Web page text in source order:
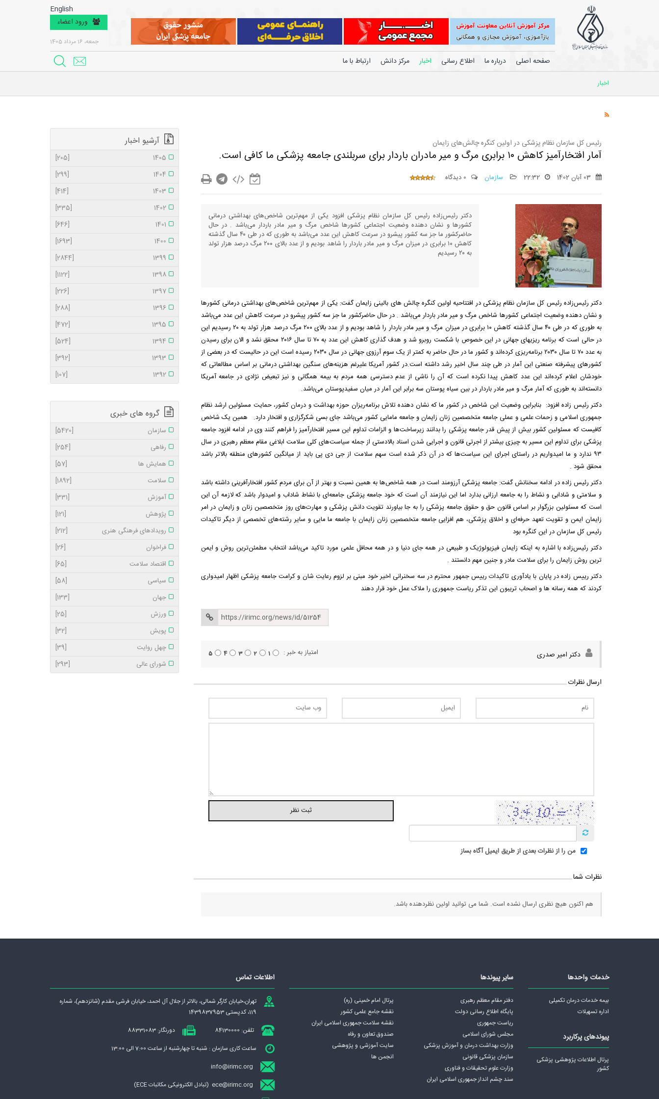
English
ورود اعضاء
جمعه، 16 مرداد 1405
صفحه اصلی درباره ما اطلاع رسانی اخبار مرکز دانش ارتباط با ما
اخبار
رئیس کل سازمان نظام پزشکی در اولین کنگره چالش‌های زایمان
آمار افتخارآمیز کاهش ۱۰ برابری مرگ و میر مادران باردار برای سربلندی جامعه پزشکی ما کافی است.
03 آبان 1402 22:32 سازمان 0 دیدگاه
دکتر رئیس‌زاده رئیس کل سازمان نظام پزشکی افزود یکی از مهم‌ترین شاخص‌های بهداشتی درمانی
کشورها و نشان دهنده وضعیت اجتماعی کشورها شاخص مرگ و میر مادر باردار می‌باشد . در حال
حاضرکشور ما جز سه کشور پیشرو در سرعت کاهش این عدد می‌باشد به طوری که در طی ۴۰ سال گذشته
کاهش ۱۰ برابری در میزان مرگ و میر مادر باردار را شاهد بودیم و از عدد بالای ۲۰۰ مرگ درصد هزار تولد
به ۲۰ رسیدیم
دکتر رئیس‌زاده رئیس کل سازمان نظام پزشکی در افتتاحیه اولین کنگره چالش های بالینی زایمان گفت: یکی از مهم‌ترین شاخص‌های بهداشتی درمانی کشورها
و نشان دهنده وضعیت اجتماعی کشورها شاخص مرگ و میر مادر باردار می‌باشد . در حال حاضرکشور ما جز سه کشور پیشرو در سرعت کاهش این عدد می‌باشد
به طوری که در طی ۴۰ سال گذشته کاهش ۱۰ برابری در میزان مرگ و میر مادر باردار را شاهد بودیم و از عدد بالای ۲۰۰ مرگ درصد هزار تولد به ۲۰ رسیدیم این
در حالی است که برنامه ریزیهای جهانی در این خصوص با شکست روبرو شد و هدف گذاری کاهش این عدد به ۷۰ تا سال ۲۰۱۶ محقق نشد و الان برای رسیدن
به عدد ۷۰ تا سال ۲۰۳۰ برنامه‌ریزی کرده‌اند و کشور ما در حال حاضر به کمتر از یک سوم آرزوی جهانی در سال ۲۰۳۰ رسیده است این در حالیست که در بعضی از
کشورهای پیشرفته صنعتی این آمار در طی چند سال اخیر رشد داشته است.در کشور آمریکا علیرغم هزینه‌های سنگین بهداشتی درمانی بر اساس مطالعاتی که
خودشان اعلام کرده‌اند این عدد کاهش پیدا نکرده است که آن را ناشی از عدم دسترسی همه مردم به بیمه همگانی و نیز تبعیض نژادی در جامعه آمریکا
دانسته‌اند به طوری که آمار مرگ و میر مادر باردار در بین سیاه پوستان سه برابر این آمار در میان سفیدپوستان می‌باشد.
دکتر رئیس زاده افزود: بنابراین وضعیت این شاخص در کشور ما که نشان دهنده تلاش برنامه‌ریزان حوزه بهداشت و درمان کشور، حمایت مسئولین ارشد نظام
جمهوری اسلامی و زحمات علمی و عملی جامعه متخصصین زنان زایمان و جامعه مامایی کشور می‌باشد جای بسی شکرگزاری و افتخار دارد. همین یک شاخص
کافیست که مسئولین کشور بیش از پیش قدر جامعه پزشکی را بدانند زیرساخت‌ها و الزامات تداوم این مسیر افتخارآمیز را فراهم کنند وی در ادامه افزود جامعه
پزشکی برای تداوم این مسیر به چیزی بیشتر از اجرتی قانون و اجرایی شدن اسناد بالادستی از جمله سیاست‌های کلی سلامت ابلاغی مقام معظم رهبری در سال
۹۳ ندارد و ما امیدواریم در راستای اجرای این سیاست‌ها که در آن ذکر شده است سهم سلامت از جی دی پی باید از میانگین کشورهای منطقه بالاتر باشد
محقق شود .
دکتر رئیس زاده در ادامه سخنانش گفت: جامعه پزشکی آرزومند است در همه شاخص‌ها به همین نسبت و بهتر از آن برای مردم کشور افتخارآفرینی داشته باشد
و سلامتی و شادابی و نشاط را به جامعه ارزانی بدارد اما این نیازمند آن است که خود جامعه پزشکی جامعه‌ای با نشاط شاداب و امیدوار باشد که لازمه آن این
است که مسئولین بزرگوار بر اساس قانون حق و حقوق جامعه پزشکی را به جا بیاورند تقویت دانش پزشکی و مهارت‌های روز متخصصین زنان و زایمان در امر
زایمان ایمن و تقویت تعهد حرفه‌ای و اخلاق پزشکی، هم افزایی جامعه متخصصین زنان زایمان با جامعه ما مایی و سایر رشته‌های تخصصی از دیگر تاکیدات
رئیس کل سازمان در این کنگره بود
دکتر رئیس‌زاده با اشاره به اینکه زایمان فیزیولوژیک و طبیعی در همه جای دنیا و در همه محافل علمی مورد تاکید می‌باشد انتخاب مطمئن‌ترین روش و ایمن
ترین روش زایمان را برای سلامت مادر و جنین مهم دانستند .
دکتر رییس زاده در پایان با یادآوری تاکیدات رییس جمهور محترم در سه سخنرانی اخیر خود مبنی بر لزوم رعایت شان و کرامت جامعه پزشکی اظهار امیدواری
کردند که همه رسانه ها و اصحاب تریبون این تذکر ریاست جمهوری را ملاک عمل خود قرار دهند
دکتر امیر صدری امتیاز به خبر : 1
2
3
4
5
ارسال نظرات
من را از نظرات بعدی از طریق ایمیل آگاه بساز
نظرات شما
هم اکنون هیچ نظری ارسال نشده است. شما می توانید اولین نظردهنده باشد.
آرشیو اخبار
1405
[205]
1404
[299]
1403
[414]
1402
[335]
1401
[646]
1400
[1693]
1399
[2844]
1398
[1122]
1397
[226]
1396
[288]
1395
[472]
1394
[524]
1393
[392]
1392
[107]
گروه های خبری
سازمان
[5420]
رفاهی
[254]
همایش ها
[57]
سلامت
[1892]
آموزش
[331]
پژوهش
[121]
رویدادهای فرهنگی هنری
[212]
فراخوان
[26]
اقتصاد سلامت
[65]
سیاسی
[58]
جهان
[133]
ورزش
[25]
پویش
[32]
چهل روایت
[39]
شورای عالی
[293]
خدمات واحدها
بیمه خدمات درمان تکمیلی
اداره تسهیلات
پیوندهای پرکاربرد
پرتال اطلاعات پژوهشی پزشکی
کشور
سایر پیوندها
دفتر مقام معظم رهبری
پايگاه اطلاع رسانی دولت
ریاست جمهوری
مجلس شورای اسلامی
وزارت بهداشت درمان و آموزش پزشکی
سازمان پزشکی قانونی
وزارت علوم تحقیقات و فناوری
سند چشم انداز جمهوری اسلامی ايران
پرتال امام خمینی (ره)
نقشه جامع علمی كشور
نقشه سلامت جمهوری اسلامی ايران
صندوق تعاون و رفاه
سایت آموزشی و پژوهشی
انجمن ها
اطلاعات تماس
تهران،‌خيابان كارگر شمالی، بالاتر از جلال آل احمد، خيابان فرشی مقدم (شانزدهم)، شماره
119، کدپستی 1439837953
تلفن: 84130000
دورنگار: 88331083
ساعت کاری سازمان : شنبه تا چهارشنبه از ساعت 7:00 الی 13:00
info@irimc.org
ece@irimc.org (تبادل الکترونیکی مکاتبات ECE)